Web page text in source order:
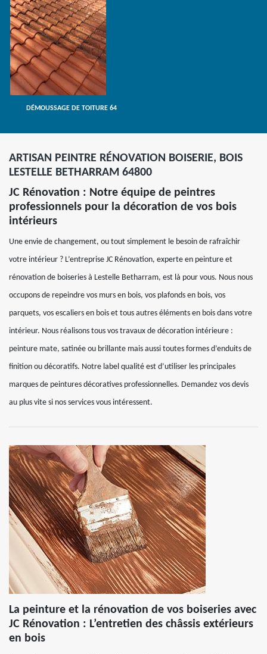
DÉMOUSSAGE DE TOITURE 64
ARTISAN PEINTRE RÉNOVATION BOISERIE, BOIS
LESTELLE BETHARRAM 64800
JC Rénovation : Notre équipe de peintres
professionnels pour la décoration de vos bois
intérieurs
Une envie de changement, ou tout simplement le besoin de rafraîchir
votre intérieur ? L’entreprise JC Rénovation, experte en peinture et
rénovation de boiseries à Lestelle Betharram, est là pour vous. Nous nous
occupons de repeindre vos murs en bois, vos plafonds en bois, vos
parquets, vos escaliers en bois et tous autres éléments en bois dans votre
intérieur. Nous réalisons tous vos travaux de décoration intérieure :
peinture mate, satinée ou brillante mais aussi toutes formes d’enduits de
finition ou décoratifs. Notre label qualité est d’utiliser les principales
marques de peintures décoratives professionnelles. Demandez vos devis
au plus vite si nos services vous intéressent.
La peinture et la rénovation de vos boiseries avec
JC Rénovation : L’entretien des châssis extérieurs
en bois